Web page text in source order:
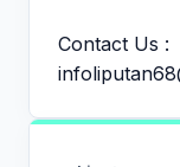
Contact Us :